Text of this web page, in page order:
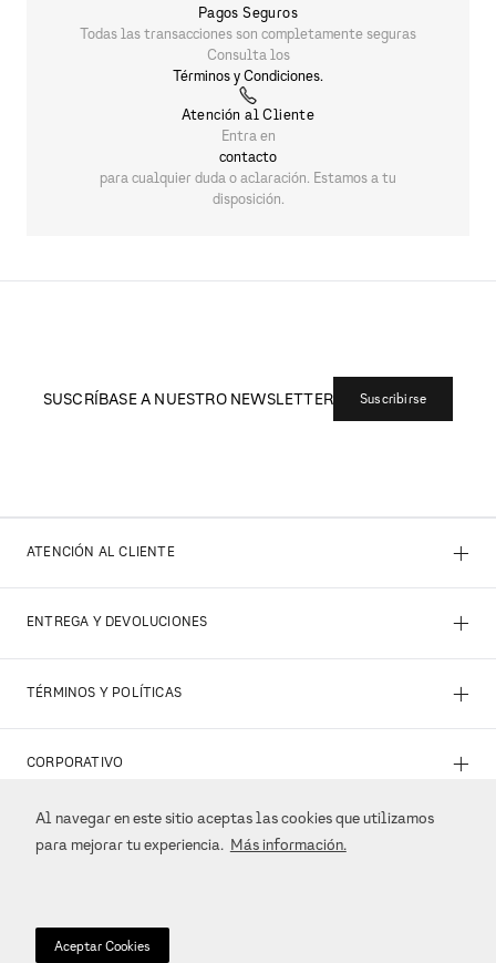
Al navegar en este sitio aceptas las cookies que utilizamos
para mejorar tu experiencia. Más información.
Aceptar Cookies
Pagos Seguros
Todas las transacciones son completamente seguras
Consulta los
Términos y Condiciones.
Atención al Cliente
Entra en
contacto
para cualquier duda o aclaración. Estamos a tu
disposición.
SUSCRÍBASE A NUESTRO NEWSLETTER Suscribirse
ATENCIÓN AL CLIENTE +
ENTREGA Y DEVOLUCIONES +
TÉRMINOS Y POLÍTICAS +
CORPORATIVO +
REDES SOCIALES